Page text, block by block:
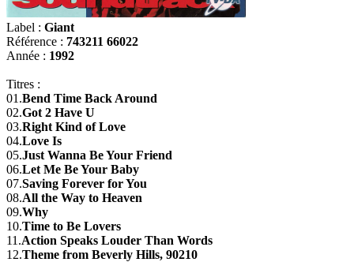
Label : Giant
Référence : 743211 66022
Année : 1992
Titres :
01.Bend Time Back Around
02.Got 2 Have U
03.Right Kind of Love
04.Love Is
05.Just Wanna Be Your Friend
06.Let Me Be Your Baby
07.Saving Forever for You
08.All the Way to Heaven
09.Why
10.Time to Be Lovers
11.Action Speaks Louder Than Words
12.Theme from Beverly Hills, 90210